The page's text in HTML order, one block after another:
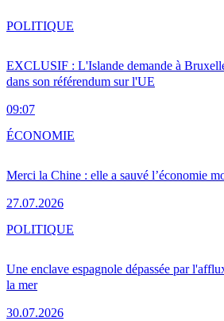
EXCLUSIF : L'Islande demande à
dans son référendum sur l'UE
09:07
POLITIQUE
Merci la Chine : elle a sauvé l’économie
27.07.2026
ÉCONOMIE
Une enclave espagnole dépassée par
la mer
30.07.2026
POLITIQUE